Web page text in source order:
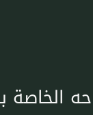
الخاصة